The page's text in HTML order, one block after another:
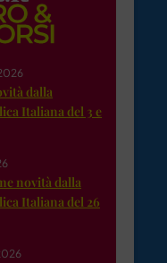
dalla
Italiana del 3 e
novità dalla
Italiana del 26